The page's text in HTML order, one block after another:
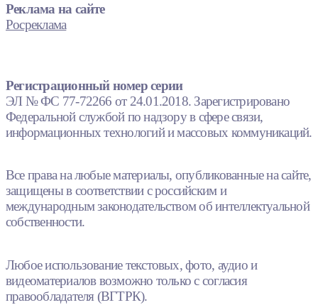
Реклама на сайте
Росреклама
Регистрационный номер серии
ЭЛ № ФС 77-72266 от 24.01.2018. Зарегистрировано
Федеральной службой по надзору в сфере связи,
информационных технологий и массовых коммуникаций.
Все права на любые материалы, опубликованные на сайте,
защищены в соответствии с российским и
международным законодательством об интеллектуальной
собственности.
Любое использование текстовых, фото, аудио и
видеоматериалов возможно только с согласия
правообладателя (ВГТРК).